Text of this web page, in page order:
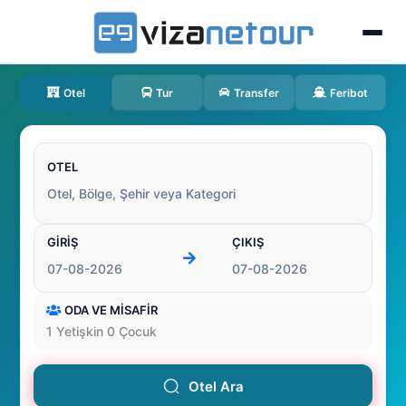
Otel Tur Transfer Feribot
OTEL
GİRİŞ ÇIKIŞ
ODA VE MİSAFİR
1 Yetişkin 0 Çocuk
Otel Ara